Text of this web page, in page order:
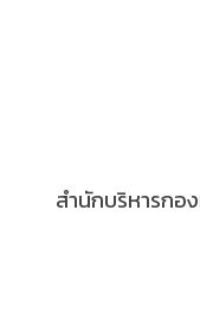
สำนักบริหารกอ